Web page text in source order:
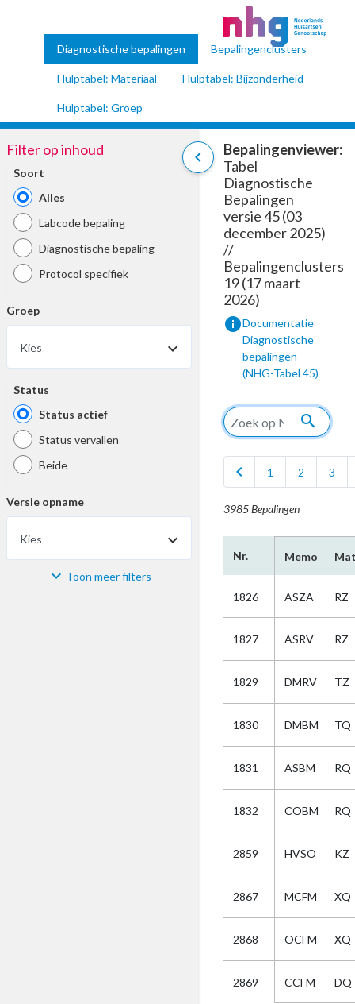
Diagnostische bepalingen Bepalingenclusters
Hulptabel: Materiaal Hulptabel: Bijzonderheid
Hulptabel: Groep
chevron_left
Filter op inhoud
Soort
Alles
Labcode bepaling
Diagnostische bepaling
Protocol specifiek
Groep
Kies
Status
Status actief
Status vervallen
Beide
Versie opname
Kies
Materiaal Toon meer filters
Bepalingenviewer:
Tabel
Diagnostische
Bepalingen
versie 45 (03
december 2025)
//
Bepalingenclusters
19 (17 maart
2026)
infoDocumentatie
Diagnostische
bepalingen
(NHG-Tabel 45)
search
chevron_left 1 2 3
3985 Bepalingen
Nr. Memo
1826 ASZA RZ
1827 ASRV RZ
1829 DMRV TZ
1830 DMBM TQ
1831 ASBM RQ
1832 COBM RQ
2859 HVSO KZ
2867 MCFM XQ
2868 OCFM XQ
2869 CCFM DQ